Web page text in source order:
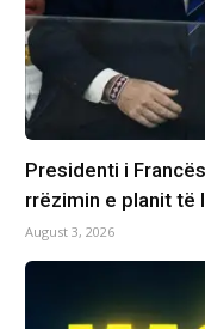
Presidenti i
rrëzimin e planit të
August 3, 2026